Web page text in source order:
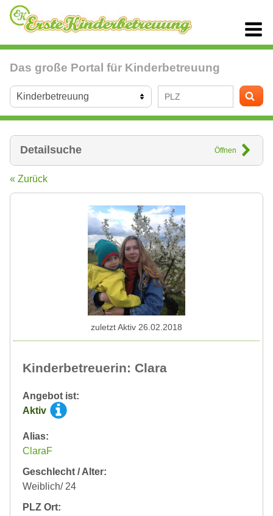
Das große Portal für Kinderbetreuung
Detailsuche Öffnen
« Zurück
Kinderbetreuerin: Clara
Angebot ist:
Aktiv
Alias:
ClaraF
Geschlecht / Alter:
Weiblich/ 24
PLZ Ort:
zuletzt Aktiv 26.02.2018